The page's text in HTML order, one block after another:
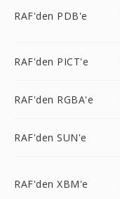
RAF'den PDB'e
RAF'den PICT'e
RAF'den RGBA'e
RAF'den SUN'e
RAF'den XBM'e